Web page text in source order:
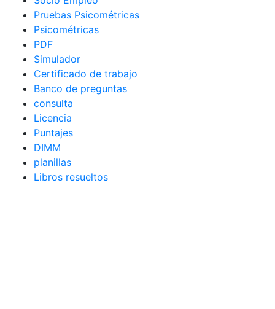
Pruebas Psicométricas
Psicométricas
PDF
Simulador
Certificado de trabajo
Banco de preguntas
consulta
Licencia
Puntajes
DIMM
planillas
Libros resueltos